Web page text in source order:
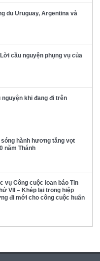
du Uruguay, Argentina và
cầu nguyện phụng vụ của
khi đang đi trên
hành hương tăng vọt
năm Thánh
vụ Công cuộc loan báo Tin
VII – Khép lại trong hiệp
đi mới cho công cuộc huấn